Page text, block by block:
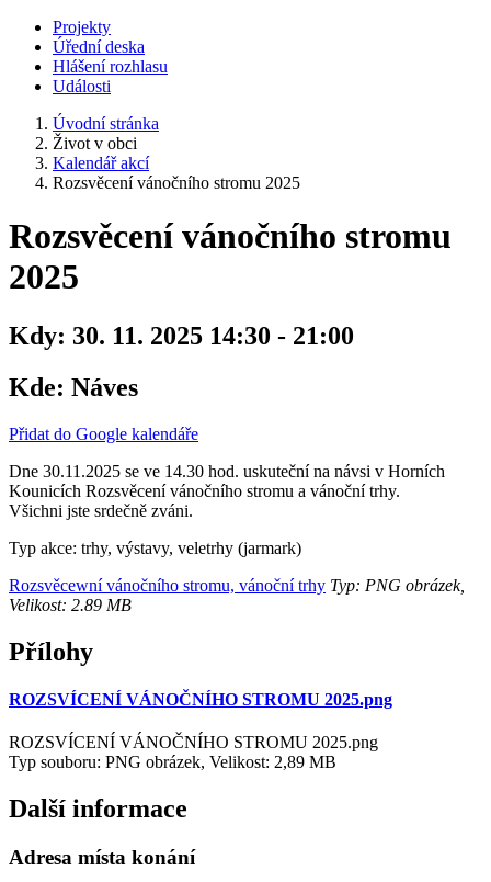
Projekty
Úřední deska
Hlášení rozhlasu
Události
Úvodní stránka
Život v obci
Kalendář akcí
Rozsvěcení vánočního stromu 2025
Rozsvěcení vánočního stromu
2025
Kdy: 30. 11. 2025 14:30 - 21:00
Kde: Náves
Přidat do Google kalendáře
Dne 30.11.2025 se ve 14.30 hod. uskuteční na návsi v Horních
Kounicích Rozsvěcení vánočního stromu a vánoční trhy.
Všichni jste srdečně zváni.
Typ akce: trhy, výstavy, veletrhy (jarmark)
Rozsvěcewní vánočního stromu, vánoční trhy Typ: PNG obrázek,
Velikost: 2.89 MB
Přílohy
ROZSVÍCENÍ VÁNOČNÍHO STROMU 2025.png
ROZSVÍCENÍ VÁNOČNÍHO STROMU 2025.png
Typ souboru: PNG obrázek, Velikost: 2,89 MB
Další informace
Adresa místa konání